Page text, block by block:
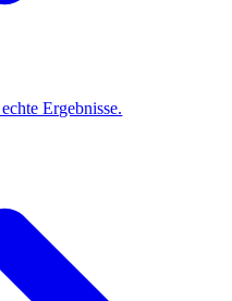
Ergebnisse.